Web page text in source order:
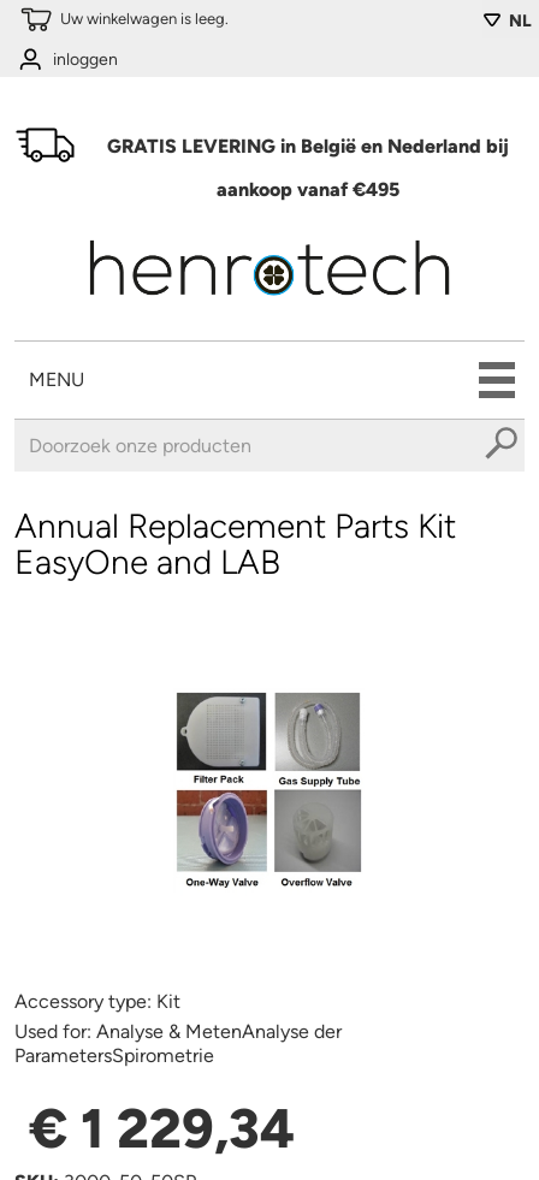
Overslaan en naar de algemene inhoud gaan NL
Uw winkelwagen is leeg.
inloggen
GRATIS LEVERING in België en Nederland bij
aankoop vanaf €495
MENU
Annual Replacement Parts Kit
EasyOne and LAB
Accessory type: Kit
Used for: Analyse & MetenAnalyse der
ParametersSpirometrie
€ 1 229,34